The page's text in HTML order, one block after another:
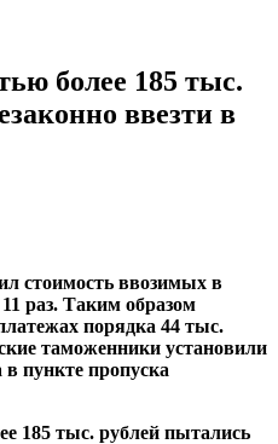
более 185 тыс.
ввезти в
стоимость ввозимых в
раз. Таким образом
порядка 44 тыс.
таможенники установили
в пункте пропуска